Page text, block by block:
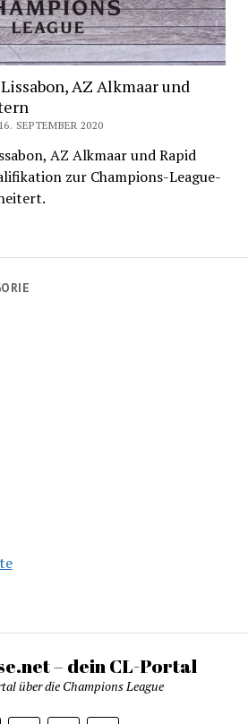
AZ Alkmaar und
SEPTEMBER 2020
AZ Alkmaar und Rapid
zur Champions-League-
– dein CL-Portal
über die Champions League